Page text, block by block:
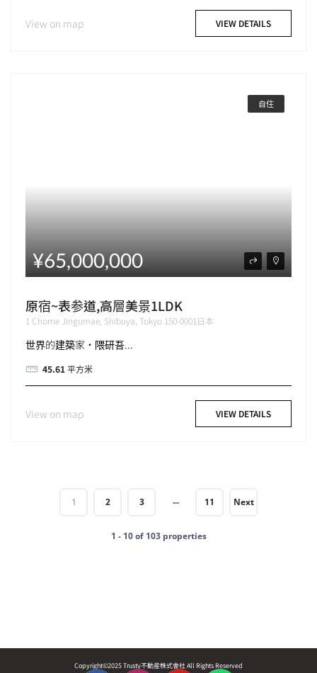
View on map VIEW DETAILS
自住
¥65,000,000
原宿~表参道,高層美景1LDK
1 Chome Jingumae, Shibuya, Tokyo 150-0001日本
世界的建築家・隈研吾...
45.61平方米
View on map VIEW DETAILS
1 2 3 ... 11 Next
1 - 10 of 103 properties
Copyright©2025 Trusty不動産株式會社 All Rights Reserved